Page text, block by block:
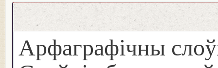
Арфаграфічны